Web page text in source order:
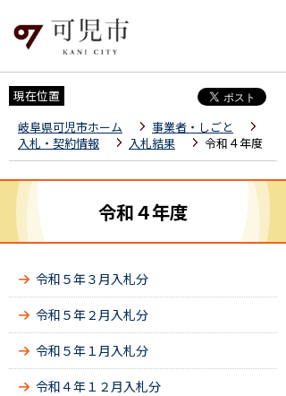
現在位置
岐阜県可児市ホーム
事業者・しごと
入札・契約情報
入札結果 令和４年度
令和４年度
令和５年３月入札分
令和５年２月入札分
令和５年１月入札分
令和４年１２月入札分